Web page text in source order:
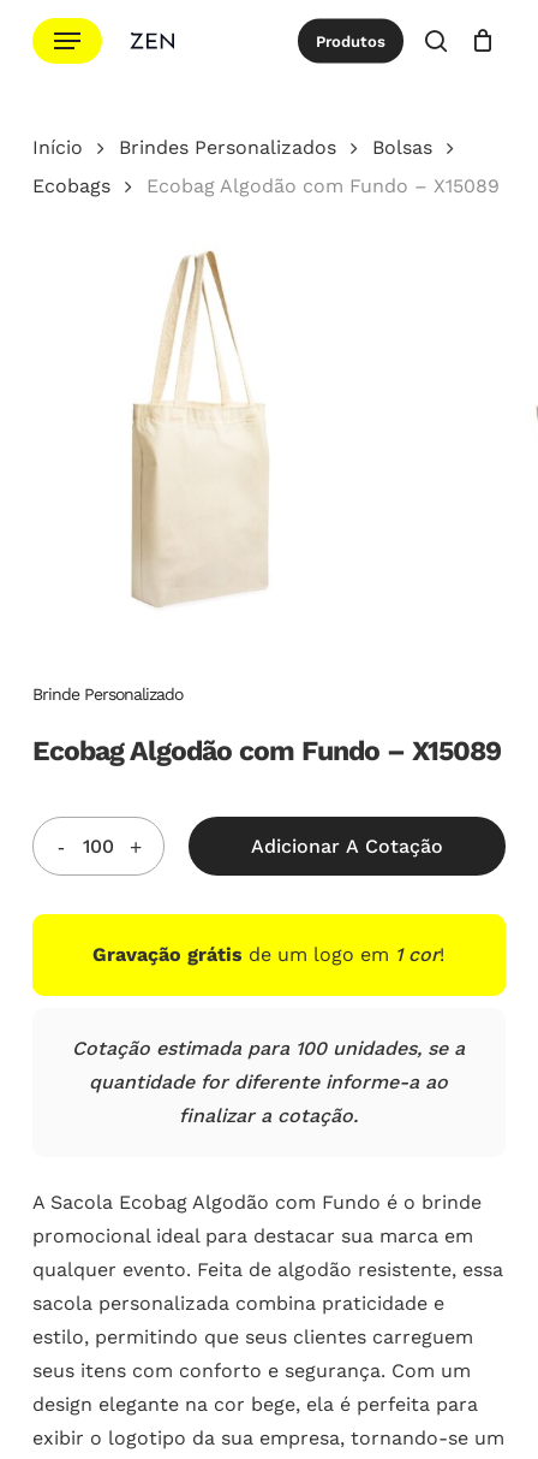
para
principal
Menu Produtos
procurar
Cotação Close
Início Brindes Personalizados
Bolsas
Ecobags
Ecobag Algodão com Fundo – X15089
Brinde Personalizado
Ecobag Algodão com Fundo – X15089
Adicionar A Cotação
Gravação grátis de um logo em 1 cor!
Cotação estimada para 100 unidades, se a
quantidade for diferente informe-a ao
finalizar a cotação.
A Sacola Ecobag Algodão com Fundo é o brinde
promocional ideal para destacar sua marca em
qualquer evento. Feita de algodão resistente, essa
sacola personalizada combina praticidade e
estilo, permitindo que seus clientes carreguem
seus itens com conforto e segurança. Com um
design elegante na cor bege, ela é perfeita para
exibir o logotipo da sua empresa, tornando-se um